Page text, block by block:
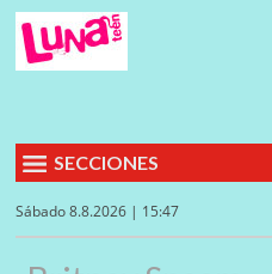
SECCIONES
Sábado 8.8.2026 | 15:47